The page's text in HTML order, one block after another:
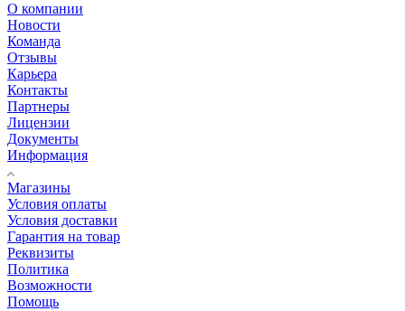
О компании
Новости
Команда
Отзывы
Карьера
Контакты
Партнеры
Лицензии
Документы
Информация
Магазины
Условия оплаты
Условия доставки
Гарантия на товар
Реквизиты
Политика
Возможности
Помощь